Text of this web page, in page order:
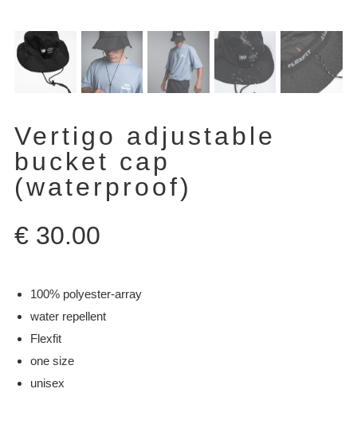
Vertigo adjustable
bucket cap
(waterproof)
€30.00
100% polyester-array
water repellent
Flexfit
one size
unisex